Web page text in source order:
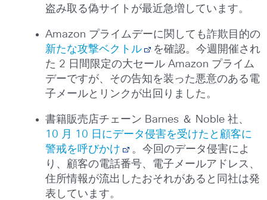
盗み取る偽サイトが最近急増しています。
Amazon プライムデーに関しても詐欺目的の
新たな攻撃ベクトル
を確認。今週開催され
た 2 日間限定の大セール Amazon プライム
デーですが、その告知を装った悪意のある電
子メールとリンクが出回りました。
書籍販売店チェーン Barnes ＆ Noble 社、
10 月 10 日にデータ侵害を受けたと顧客に
警戒を呼びかけ
。今回のデータ侵害によ
り、顧客の電話番号、電子メールアドレス、
住所情報が流出したおそれがあると同社は発
表しています。